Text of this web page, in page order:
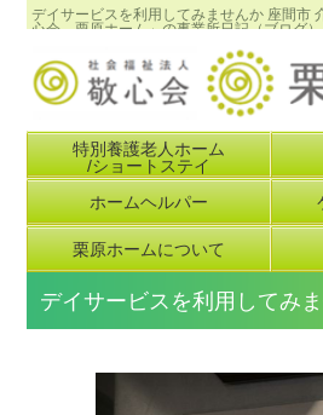
デイサービスを利用してみませんか 座間
心会 栗原ホーム」の事業所日記（ブログ
特別養護老人ホーム
/ショートステイ
ホームヘルパー
栗原ホームについて
デイサービスを利用してみ